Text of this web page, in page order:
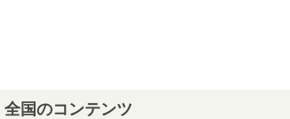
全国のコンテンツ